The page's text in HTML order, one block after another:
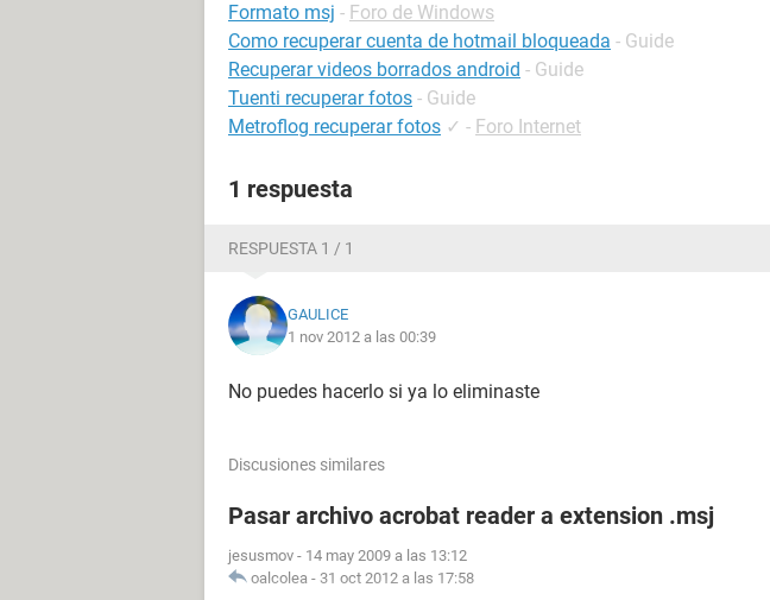
Formato msj - Foro de Windows
Como recuperar cuenta de hotmail bloqueada - Guide
Recuperar videos borrados android - Guide
Tuenti recuperar fotos - Guide
Metroflog recuperar fotos ✓ - Foro Internet
1 respuesta
RESPUESTA 1 / 1
GAULICE
1 nov 2012 a las 00:39
No puedes hacerlo si ya lo eliminaste
Discusiones similares
Pasar archivo acrobat reader a extension .msj
jesusmov - 14 may 2009 a las 13:12
oalcolea - 31 oct 2012 a las 17:58